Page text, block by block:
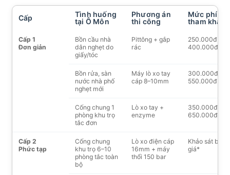
Cấp
Tình huống
tại Ô Môn
Phương án
thi công
Mức phí
tham khảo
Cấp 1
Đơn giản
Bồn cầu nhà
dân nghẹt do
giấy/tóc
Pittông + gắp
rác
250.000đ –
400.000đ
Bồn rửa, sàn
nước nhà phố
nghẹt mới
Máy lò xo tay
cáp 8–10mm
300.000đ –
550.000đ
Cống chung 1
phòng khu trọ
tắc đơn
Lò xo tay +
enzyme
350.000đ –
650.000đ
Cấp 2
Phức tạp
Cống chung
khu trọ 6–10
phòng tắc toàn
bộ
Lò xo điện cáp
16mm + máy
thổi 150 bar
Khảo sát báo
giá*